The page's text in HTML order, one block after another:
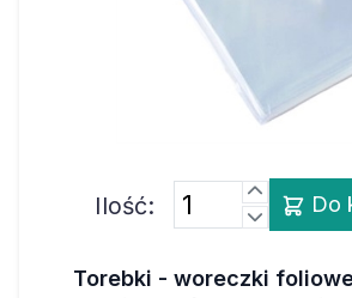
Ilość: Do
Torebki - woreczki